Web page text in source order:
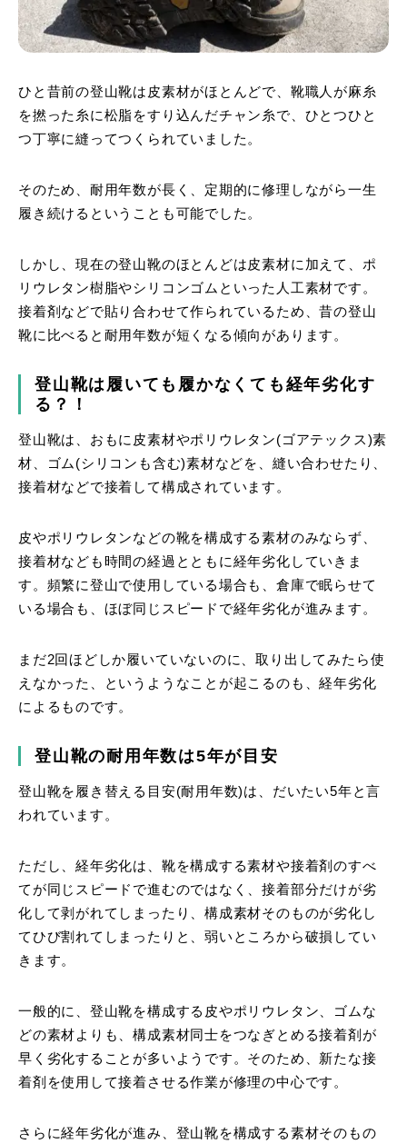
ひと昔前の登山靴は皮素材がほとんどで、靴職人が麻糸
を撚った糸に松脂をすり込んだチャン糸で、ひとつひと
つ丁寧に縫ってつくられていました。
そのため、耐用年数が長く、定期的に修理しながら一生
履き続けるということも可能でした。
しかし、現在の登山靴のほとんどは皮素材に加えて、ポ
リウレタン樹脂やシリコンゴムといった人工素材です。
接着剤などで貼り合わせて作られているため、昔の登山
靴に比べると耐用年数が短くなる傾向があります。
登山靴は履いても履かなくても経年劣化す
る？！
登山靴は、おもに皮素材やポリウレタン(ゴアテックス)素
材、ゴム(シリコンも含む)素材などを、縫い合わせたり、
接着材などで接着して構成されています。
皮やポリウレタンなどの靴を構成する素材のみならず、
接着材なども時間の経過とともに経年劣化していきま
す。頻繁に登山で使用している場合も、倉庫で眠らせて
いる場合も、ほぼ同じスピードで経年劣化が進みます。
まだ2回ほどしか履いていないのに、取り出してみたら使
えなかった、というようなことが起こるのも、経年劣化
によるものです。
登山靴の耐用年数は5年が目安
登山靴を履き替える目安(耐用年数)は、だいたい5年と言
われています。
ただし、経年劣化は、靴を構成する素材や接着剤のすべ
てが同じスピードで進むのではなく、接着部分だけが劣
化して剥がれてしまったり、構成素材そのものが劣化し
てひび割れてしまったりと、弱いところから破損してい
きます。
一般的に、登山靴を構成する皮やポリウレタン、ゴムな
どの素材よりも、構成素材同士をつなぎとめる接着剤が
早く劣化することが多いようです。そのため、新たな接
着剤を使用して接着させる作業が修理の中心です。
さらに経年劣化が進み、登山靴を構成する素材そのもの